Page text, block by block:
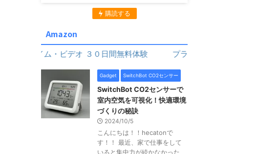
購読する
Amazon
プライム・ビデオ ３０日間無料体験 プライム・ビデオ ３０日間無
Gadget SwitchBot CO2センサー
SwitchBot CO2センサーで
室内空気を可視化！快適環境
づくりの秘訣
2024/10/5
こんにちは！！hecatonで
す！！ 最近、家で仕事をして
いると集中力が続かなかった